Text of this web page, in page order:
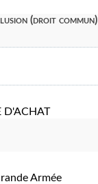
(droit commun)
D'ACHAT
Armée